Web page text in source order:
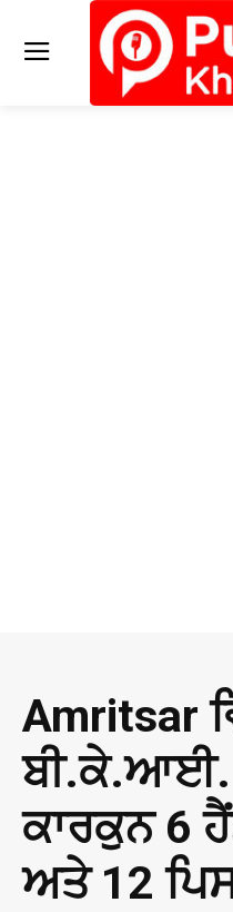
Amritsar
ਬੀ.ਕੇ.ਆਈ.
ਕਾਰਕੁਨ 6
ਅਤੇ 12